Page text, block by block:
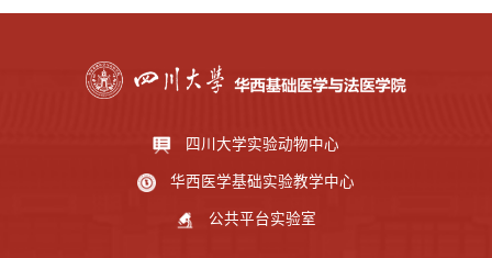
四川大学实验动物中心
华西医学基础实验教学中心
公共平台实验室